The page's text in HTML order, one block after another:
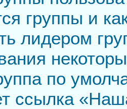
группы и
лидером
по
ссылка